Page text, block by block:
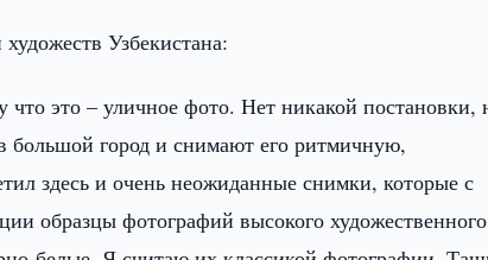
Узбекистана:
это – уличное фото. Нет никакой постановки,
большой город и снимают его ритмичную,
здесь и очень неожиданные снимки, которые с
образцы фотографий высокого художественного